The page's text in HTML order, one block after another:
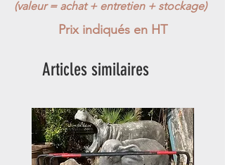
(valeur = achat + entretien + stockage)
Prix indiqués en HT
Articles similaires